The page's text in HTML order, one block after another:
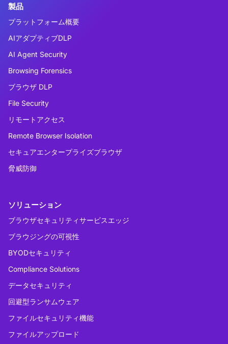
製品
プラットフォーム概要
AIアダプティブDLP
AI Agent Security
Browsing Forensics
ブラウザ DLP
File Security
リモートアクセス
Remote Browser Isolation
セキュアエンタープライズブラウザ
脅威防御
ソリューション
ブラウザセキュリティサービスエッジ
ブラウジングの可視性
BYODセキュリティ
Compliance Solutions
データセキュリティ
回避型ランサムウェア
ファイルセキュリティ機能
ファイルアップロード